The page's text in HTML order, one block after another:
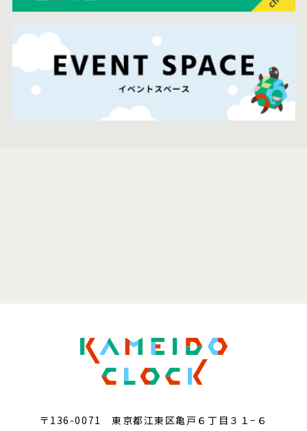
〒136-0071 東京都江東区亀戸６丁目３１−６